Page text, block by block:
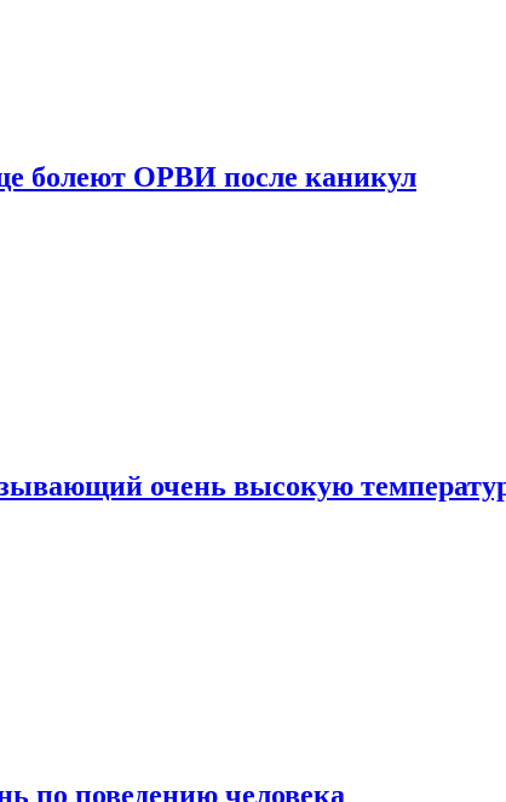
болеют ОРВИ после каникул
очень высокую
по поведению человека